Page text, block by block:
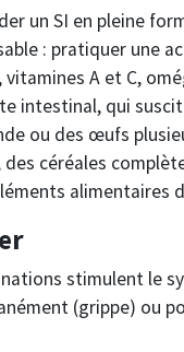
un SI en pleine
: pratiquer une
vitamines A et C,
intestinal, qui
ou des œufs
des céréales
alimentaires
stimulent le
(grippe) ou